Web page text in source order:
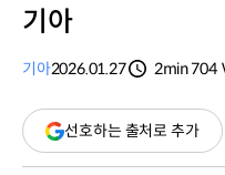
기아
기아2026.01.27
2min704
선호하는 출처로 추가(새
창